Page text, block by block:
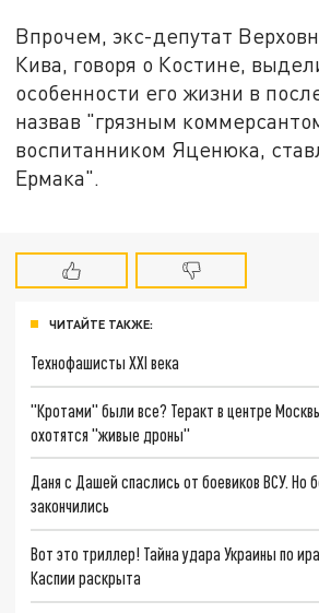
Впрочем, экс-депутат
Кива, говоря о Костине,
особенности его жизни в
назвав "грязным
воспитанником Яценюка,
Ермака".
ЧИТАЙТЕ ТАКЖЕ:
Технофашисты XXI века
"Кротами" были все? Теракт в центре
охотятся "живые дроны"
Даня с Дашей спаслись от боевиков ВСУ. Но
закончились
Вот это триллер! Тайна удара Украины по
Каспии раскрыта